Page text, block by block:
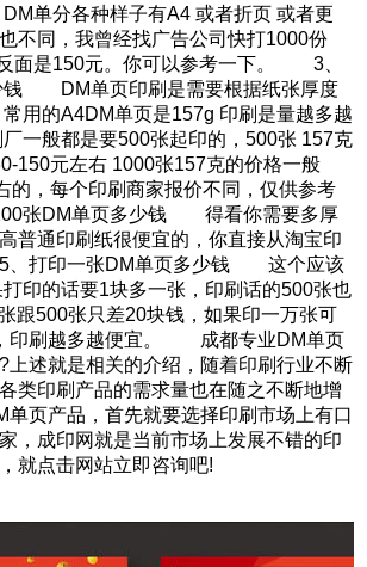
单分各种样子有A4 或者折页 或者更
不同，我曾经找广告公司快打1000份
是150元。你可以参考一下。 3、
钱 DM单页印刷是需要根据纸张厚度
用的A4DM单页是157g 印刷是量越多越
一般都是要500张起印的，500张 157克
130-150元左右 1000张157克的价格一般
的，每个印刷商家报价不同，仅供参考
100张DM单页多少钱 得看你需要多厚
高普通印刷纸很便宜的，你直接从淘宝印
、打印一张DM单页多少钱 这个应该
打印的话要1块多一张，印刷话的500张也
500张只差20块钱，如果印一万张可
，印刷越多越便宜。 成都专业DM单页
述就是相关的介绍，随着印刷行业不断
各类印刷产品的需求量也在随之不断地增
单页产品，首先就要选择印刷市场上有口
，成印网就是当前市场上发展不错的印
，就点击网站立即咨询吧!